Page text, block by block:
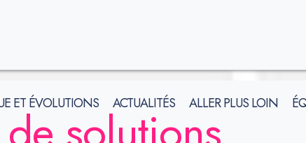
ET ÉVOLUTIONS ACTUALITÉS ALLER PLUS LOIN